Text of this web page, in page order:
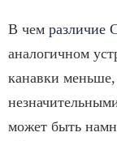
В чем различие
аналогичном
канавки
может быть